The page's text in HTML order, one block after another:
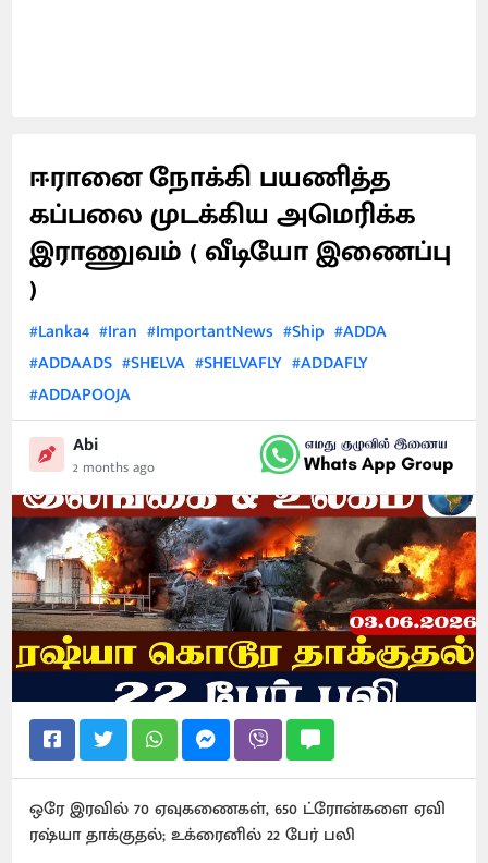
ஈரானை நோக்கி பயணித்த
கப்பலை முடக்கிய அமெரிக்க
இராணுவம் ( வீடியோ இணைப்பு
)
#Lanka4 #Iran #ImportantNews #Ship #ADDA
#ADDAADS #SHELVA #SHELVAFLY #ADDAFLY
#ADDAPOOJA
Abi
2 months ago
ஒரே இரவில் 70 ஏவுகணைகள், 650 ட்ரோன்களை ஏவி
ரஷ்யா தாக்குதல்; உக்ரைனில் 22 பேர் பலி